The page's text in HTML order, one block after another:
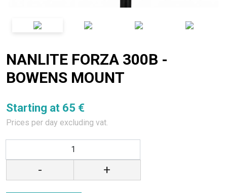
NANLITE FORZA 300B -
BOWENS MOUNT
Starting at 65 €
Prices per day excluding vat.
- +